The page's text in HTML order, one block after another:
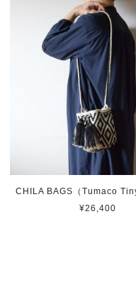
CHILA BAGS（Tumaco
¥26,400